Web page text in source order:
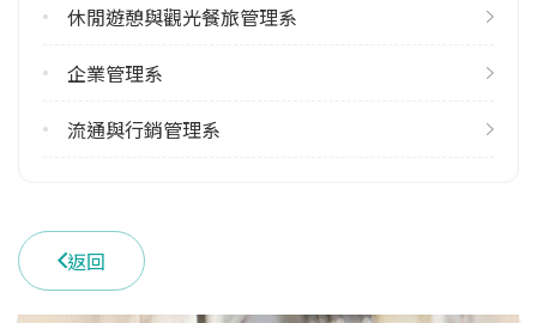
休閒遊憩與觀光餐旅管理系
企業管理系
流通與行銷管理系
返回